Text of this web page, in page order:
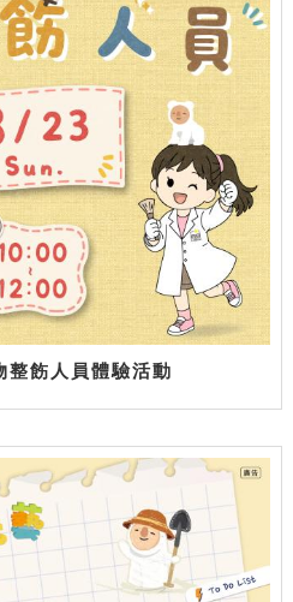
整飭人員體驗活動